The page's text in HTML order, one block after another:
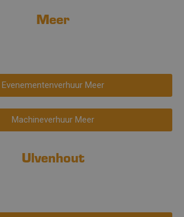
Meer
Evenementenverhuur Meer
Machineverhuur Meer
Ulvenhout